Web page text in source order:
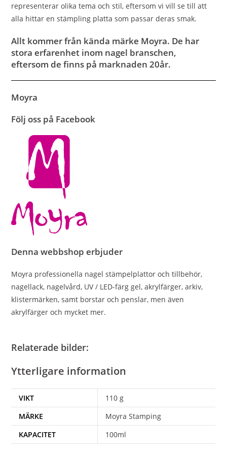
representerar olika tema och stil, eftersom vi vill se till att
alla hittar en stämpling platta som passar deras smak.
Allt kommer från kända märke Moyra. De har
stora erfarenhet inom nagel branschen,
eftersom de finns på marknaden 20år.
Moyra
Följ oss på Facebook
Denna webbshop erbjuder
Moyra professionella nagel stämpelplattor och tillbehör,
nagellack, nagelvård, UV / LED-färg gel, akrylfärger, arkiv,
klistermärken, samt borstar och penslar, men även
akrylfärger och mycket mer.
Moyra Stamping Plate Cleaner Clear (luktfri) är
stämpelplattor rena och i toppskick!
Denna luktfria rengöringsprodukt tar effektivt bort
färgrester och smuts från stampingplator, vilket säkerställer
att du alltid får ett klart och tydligt resultat.
Relaterade bilder:
Ytterligare information
VIKT
110 g
MÄRKE
Moyra Stamping
KAPACITET
100ml